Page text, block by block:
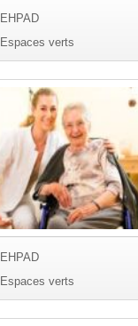
EHPAD
Espaces verts
EHPAD
Espaces verts